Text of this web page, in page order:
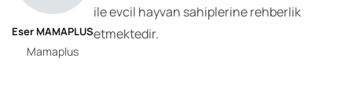
Eser MAMAPLUS
Mamaplus
ile evcil hayvan sahiplerine rehberlik
etmektedir.